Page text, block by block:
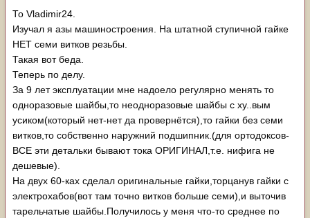
То Vladimir24.
Изучал я азы машиностроения. На штатной ступичной гайке
НЕТ семи витков резьбы.
Такая вот беда.
Теперь по делу.
За 9 лет эксплуатации мне надоело регулярно менять то
одноразовые шайбы,то неодноразовые шайбы с ху..вым
усиком(который нет-нет да провернётся),то гайки без семи
витков,то собственно наружний подшипник.(для ортодоксов-
ВСЕ эти детальки бывают тока ОРИГИНАЛ,т.е. нифига не
дешевые).
На двух 60-ках сделал оригинальные гайки,торцанув гайки с
электрохабов(вот там точно витков больше семи),и выточив
тарельчатые шайбы.Получилось у меня что-то среднее по